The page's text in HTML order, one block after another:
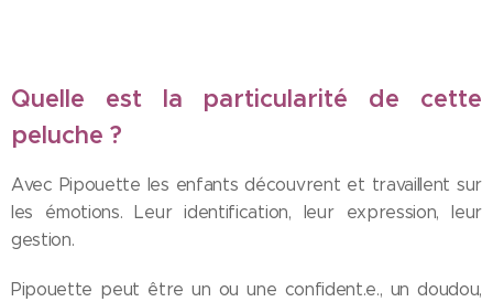
Quelle est la particularité de cette
peluche ?
Avec Pipouette les enfants découvrent et travaillent sur
les émotions. Leur identification, leur expression, leur
gestion.
Pipouette peut être un ou une confident.e., un doudou,